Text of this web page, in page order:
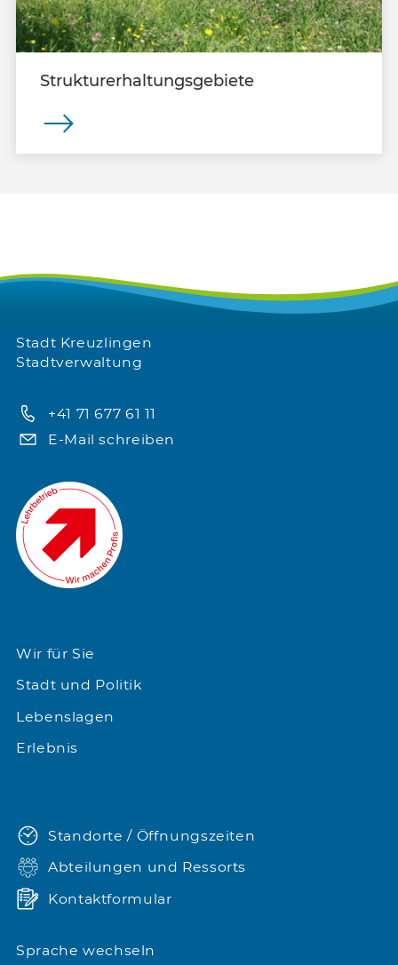
Strukturerhaltungsgebiete
Stadt Kreuzlingen
Stadtverwaltung
+41 71 677 61 11
E-Mail schreiben
Wir für Sie
Stadt und Politik
Lebenslagen
Erlebnis
Standorte / Öffnungszeiten
Abteilungen und Ressorts
Kontaktformular
Sprache wechseln